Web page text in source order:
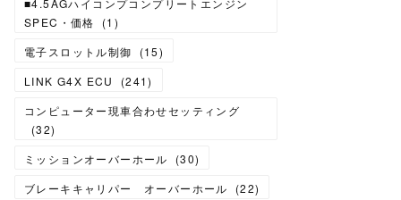
■4.5AGハイコンプコンプリートエンジン
SPEC・価格
(1 )
電子スロットル制御
(15)
LINK G4X ECU
(241)
コンピューター現車合わせセッティング
(32)
ミッションオーバーホール
(30)
ブレーキキャリパー オーバーホール
(22)